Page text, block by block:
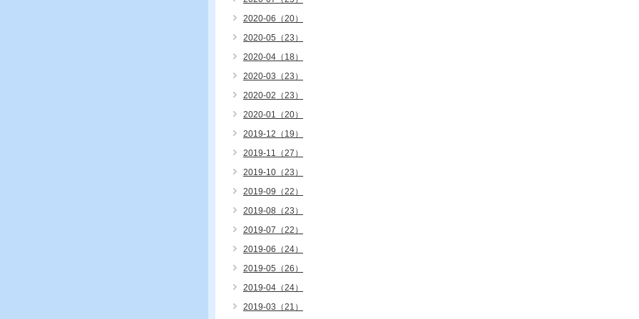
2020-06（20）
2020-05（23）
2020-04（18）
2020-03（23）
2020-02（23）
2020-01（20）
2019-12（19）
2019-11（27）
2019-10（23）
2019-09（22）
2019-08（23）
2019-07（22）
2019-06（24）
2019-05（26）
2019-04（24）
2019-03（21）